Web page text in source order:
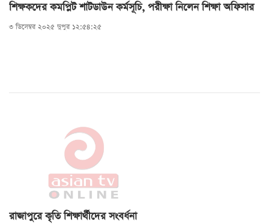
শিক্ষকদের কমপ্লিট শাটডাউন কর্মসূচি, পরীক্ষা নিলেন শিক্ষা অফিসার
৩ ডিসেম্বর ২০২৫ দুপুর ১২:৫৪:২৫
রাজাপুরে কৃতি শিক্ষার্থীদের সংবর্ধনা